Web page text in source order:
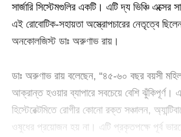
সার্জারি সিস্টেমগুলির একটি। এটি দ্য ভিঞ্চি এক্সের
এই রোবোটিক-সহায়তা অস্ত্রোপচারের নেতৃত্বে
অনকোলজিস্ট ডাঃ অরুণাভ রায়।
ডাঃ অরুণাভ রায় বলেছেন, “৪৫-৬০ বছর বয়সী
আক্রান্ত হওয়ার ব্যাপারে সবচেয়ে বেশি ঝুঁকিপূর্ণ।
হিস্টেরেক্টমিতে রোগীর কোনো রক্ত সঞ্চালন,
ওষুধের প্রয়োজন হয় না। এটি প্রকৃতপক্ষে পূর্ব ভারতে